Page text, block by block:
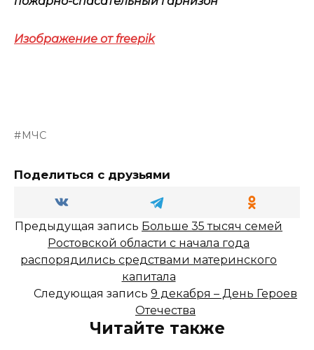
Изображение от freepik
МЧС
Поделиться с друзьями
Предыдущая запись Больше 35 тысяч семей
Ростовской области с начала года
распорядились средствами материнского
капитала
Следующая запись 9 декабря – День Героев
Отечества
Читайте также